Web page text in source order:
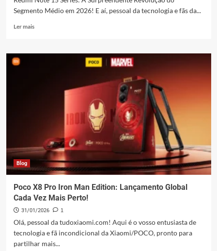
Segmento Médio em 2026! E aí, pessoal da tecnologia e fãs da...
Ler maisLeia
Redmi
2026
Blog
Poco X8 Pro Iron Man Edition: Lançamento Global
Cada Vez Mais Perto!
31/01/2026 1
Olá, pessoal da tudoxiaomi.com! Aqui é o vosso entusiasta de
tecnologia e fã incondicional da Xiaomi/POCO, pronto para
partilhar mais...